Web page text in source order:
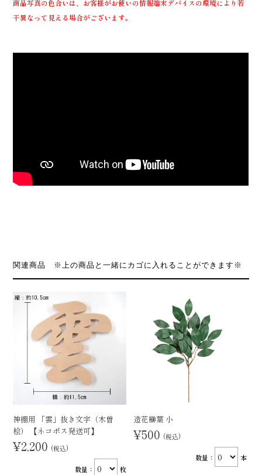
商品写真の色合いは、お客様がお使いの情報端末デバイスの環境により若
干異なって見える場合がございます。
関連商品 ※上の商品と一緒にカゴに入れることができます※
神棚用 「雲」抜き文字（木曽
桧） 【ネコポス発送可】
¥2,200 (税込)
数量： 枚
造花榊葉 小
¥500 (税込)
数量： 本